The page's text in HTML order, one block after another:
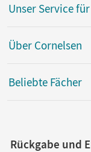
Unser Service
Über Cornelsen
Beliebte Fächer
Rückgabe und